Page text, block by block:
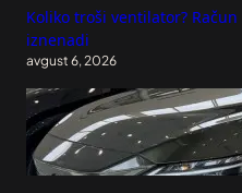
Koliko troši ventilator?
iznenadi
avgust 6, 2026